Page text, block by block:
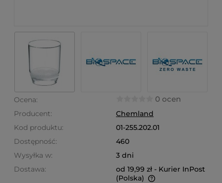
Ocena: 0 ocen
Producent:
Chemland
Kod produktu:
01-255.202.01
Dostępność:
460
Wysyłka w:
3 dni
Dostawa:
od 19,99 zł - Kurier InPost
(Polska)